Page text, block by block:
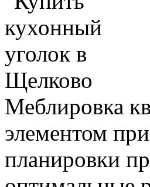
Меблировка
элементом
планировки